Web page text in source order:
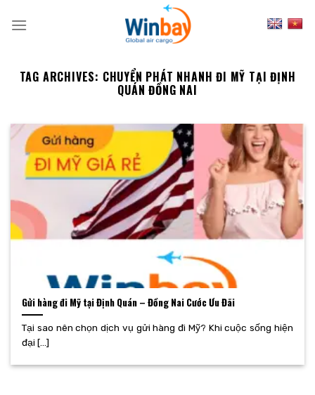
TAG ARCHIVES: CHUYỂN PHÁT NHANH ĐI MỸ TẠI ĐỊNH
QUÁN ĐỒNG NAI
Gửi hàng đi Mỹ tại Định Quán – Đồng Nai Cước Ưu Đãi
Tại sao nên chọn dịch vụ gửi hàng đi Mỹ? Khi cuộc sống hiện
đại [...]